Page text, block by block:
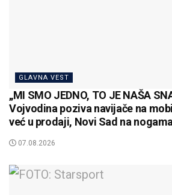
GLAVNA VEST
„MI SMO JEDNO, TO JE NAŠA
Vojvodina poziva navijače na
već u prodaji, Novi Sad na
07.08.2026